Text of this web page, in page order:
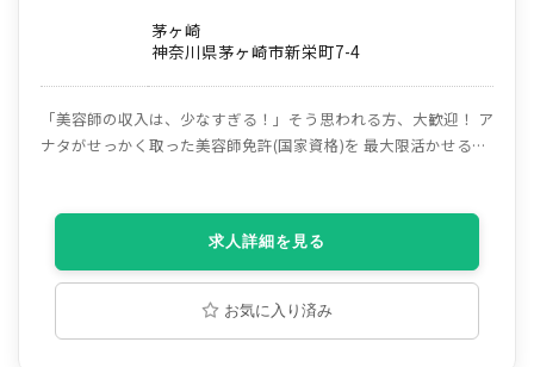
茅ヶ崎
神奈川県茅ヶ崎市新栄町7-4
「美容師の収入は、少なすぎる！」そう思われる方、大歓迎！ ア
ナタがせっかく取った美容師免許(国家資格)を 最大限活かせる環
籍！ それぞ自分なりの働き方で活躍しております。 ※ママさ
ん・パパさん美容師も多数在籍中。 ■《Agu. グループで働くポ
イント》■ 【上場企業】 日本の美容室運営企業で上場している
お気に入り済み
求人詳細を見る